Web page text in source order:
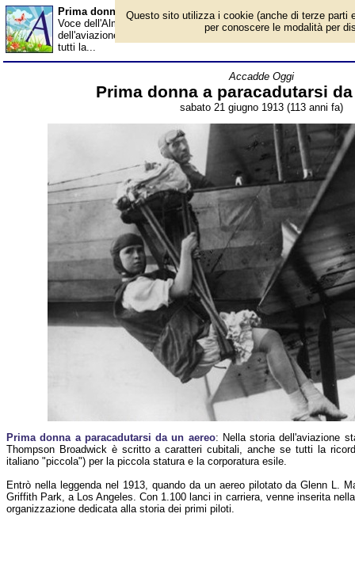
Prima donna a paracadutarsi da un aereo - Almanacco
Voce dell'Almanacco del 21 giugno, per la rubrica 'Accadde
dell'aviazione statunitense il nome di Georgia Ann Thompson
tutti la...
Accadde Oggi
Prima donna a paracadutarsi
sabato 21 giugno 1913 (113 anni fa)
Prima donna a paracadutarsi da un aereo: Nella storia dell'aviazione
Thompson Broadwick è scritto a caratteri cubitali, anche se tutti la
italiano "piccola") per la piccola statura e la corporatura esile.
Entrò nella leggenda nel 1913, quando da un aereo pilotato da Glenn L.
Griffith Park, a Los Angeles. Con 1.100 lanci in carriera, venne inserita
organizzazione dedicata alla storia dei primi piloti.
Questo sito utilizza i cookie (anche di terze parti
per conoscere le modalità per